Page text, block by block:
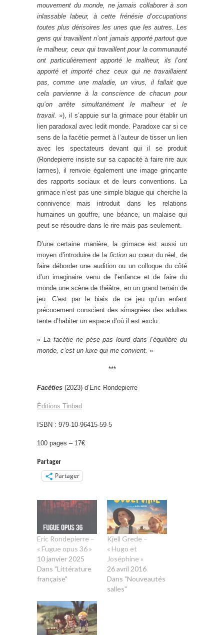
mouvement du monde, ne jamais collaborer à son
inlassable labeur, à cette frénésie d’occupations
toutes plus dérisoires les unes que les autres. Les
gens qui travaillent n’ont jamais apporté partout que
le malheur, ceux qui travaillent pour la communauté
ont particulièrement apporté le malheur, ils l’ont
apporté et importé chez ceux qui ne travaillaient
pas, comme une maladie, un virus, il fallait que
cela parvienne à la conscience de chacun pour
qu’on arrête simultanément le malheur et le
travail. »), il s’appuie sur la grimace pour établir un
lien paradoxal avec ledit monde. Paradoxe car si ce
sens de la facétie permet à l’auteur de tisser un lien
avec les spectateurs devant qui il se produit
(Rondepierre insiste sur sa capacité à faire rire aux
larmes), il renvoie également une image grinçante
des rapports sociaux et de leurs conventions. La
grimace n’est pas une simple blague qui cherche la
connivence mais introduit dans les relations
humaines un gouffre, une béance, un malaise qui
peut se résoudre dans le rire mais pas seulement.
D’une certaine manière, la grimace est aussi un
moyen d’introduire de la fictionau cœur du réel, de
faire déborder une audition ou un colloque du côté
d’un imaginaire venu de l’enfance et de faire du
monde une scène de théâtre, en un grand terrain de
jeu. C’est par le biais de ce jeu qu’un enfant
précocement conscient des simagrées des adultes
tente d’habiter un espace d’où il est exclu.
« La facétie ne pèse pas lourd dans l’équilibre du
monde, c’est un luxe qui me convient. »
***
Facéties (2023) d’Eric Rondepierre
Éditions Tinbad
ISBN : 979-10-96415-59-5
100 pages – 17€
Partager
Partager
Eric Rondepierre –
« Fugue opus 36 »
10 janvier 2025
Dans "Littérature
française"
Kjell Grede –
« Hugo et
Joséphine »
26 avril 2016
Dans "Nouveautés
salles"